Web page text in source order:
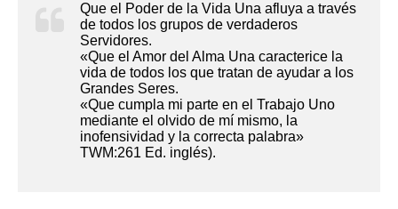
Que el Poder de la Vida Una afluya a través
de todos los grupos de verdaderos
Servidores.
«Que el Amor del Alma Una caracterice la
vida de todos los que tratan de ayudar a los
Grandes Seres.
«Que cumpla mi parte en el Trabajo Uno
mediante el olvido de mí mismo, la
inofensividad y la correcta palabra»
TWM:261 Ed. inglés).